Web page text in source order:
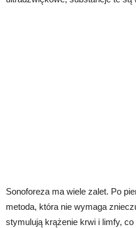
Sonoforeza ma wiele zalet. Po
metoda, która nie wymaga
stymulują krążenie krwi i limfy,